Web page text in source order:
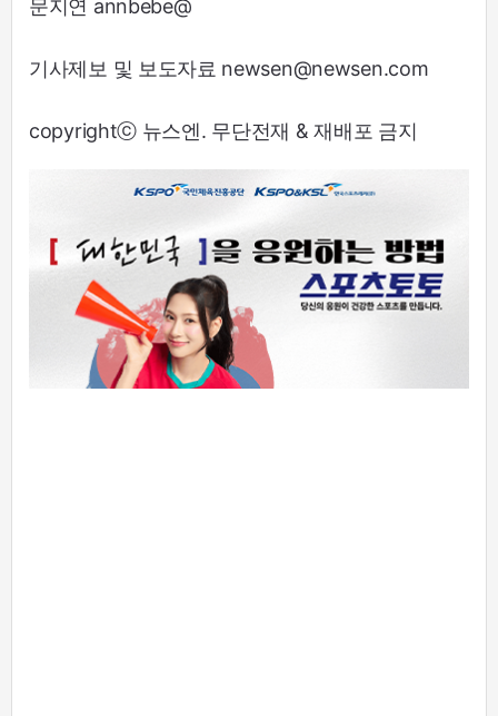
문지연 annbebe@
기사제보 및 보도자료 newsen@newsen.com
copyrightⓒ 뉴스엔. 무단전재 & 재배포 금지